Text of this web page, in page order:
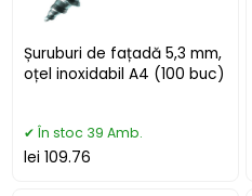
Șuruburi de fațadă 5,3 mm,
oțel inoxidabil A4 (100 buc)
În stoc 39 Amb.
lei 109.76